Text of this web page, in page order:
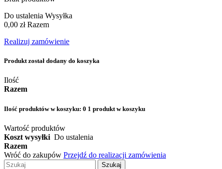
Do ustalenia Wysyłka
0,00 zł Razem
Realizuj zamówienie
Produkt został dodany do koszyka
Ilość
Razem
Ilość produktów w koszyku: 0 1 produkt w koszyku
Wartość produktów
Koszt wysyłki Do ustalenia
Razem
Wróć do zakupów Przejdź do realizacji zamówienia
Szukaj